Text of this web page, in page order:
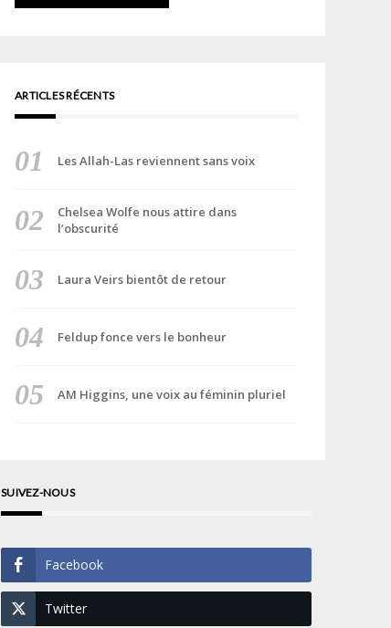
ARTICLES RÉCENTS
Les Allah-Las reviennent sans voix
Chelsea Wolfe nous attire dans
l’obscurité
Laura Veirs bientôt de retour
Feldup fonce vers le bonheur
AM Higgins, une voix au féminin pluriel
SUIVEZ-NOUS
Facebook
Twitter